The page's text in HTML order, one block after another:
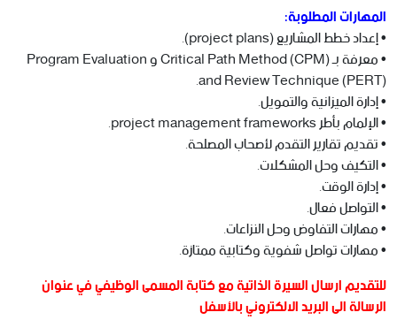
المهارات المطلوبة:
• إعداد خطط المشاريع (project plans).
• معرفة بـ Critical Path Method (CPM) و Program Evaluation
and Review Technique (PERT).
• إدارة الميزانية والتمويل.
• الإلمام بأطر project management frameworks.
• تقديم تقارير التقدم لأصحاب المصلحة.
• التكيف وحل المشكلات.
• إدارة الوقت.
• التواصل فعال.
• مهارات التفاوض وحل النزاعات.
• مهارات تواصل شفوية وكتابية ممتازة.
‏للتقديم ارسال السيرة الذاتية مع كتابة المسمى الوظيفي في عنوان
الرسالة الى البريد الالكتروني بالأسفل